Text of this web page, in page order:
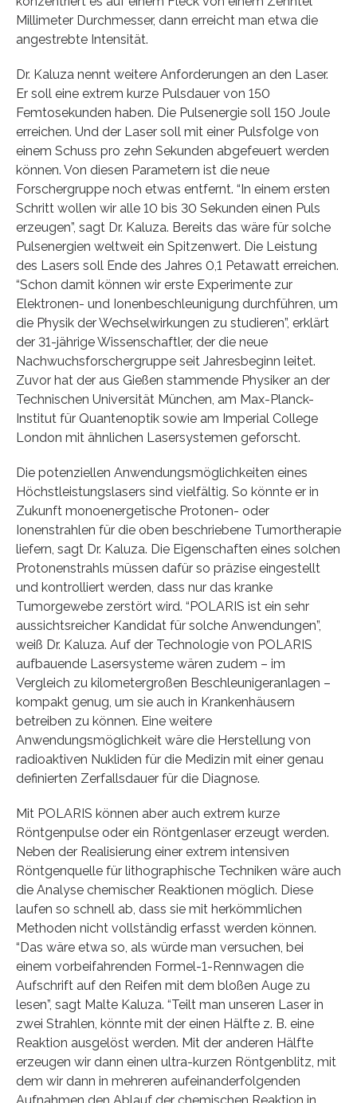
Millimeter Durchmesser, dann erreicht man etwa die
angestrebte Intensität.
Dr. Kaluza nennt weitere Anforderungen an den Laser.
Er soll eine extrem kurze Pulsdauer von 150
Femtosekunden haben. Die Pulsenergie soll 150 Joule
erreichen. Und der Laser soll mit einer Pulsfolge von
einem Schuss pro zehn Sekunden abgefeuert werden
können. Von diesen Parametern ist die neue
Forschergruppe noch etwas entfernt. “In einem ersten
Schritt wollen wir alle 10 bis 30 Sekunden einen Puls
erzeugen”, sagt Dr. Kaluza. Bereits das wäre für solche
Pulsenergien weltweit ein Spitzenwert. Die Leistung
des Lasers soll Ende des Jahres 0,1 Petawatt erreichen.
“Schon damit können wir erste Experimente zur
Elektronen- und Ionenbeschleunigung durchführen, um
die Physik der Wechselwirkungen zu studieren”, erklärt
der 31-jährige Wissenschaftler, der die neue
Nachwuchsforschergruppe seit Jahresbeginn leitet.
Zuvor hat der aus Gießen stammende Physiker an der
Technischen Universität München, am Max-Planck-
Institut für Quantenoptik sowie am Imperial College
London mit ähnlichen Lasersystemen geforscht.
Die potenziellen Anwendungsmöglichkeiten eines
Höchstleistungslasers sind vielfältig. So könnte er in
Zukunft monoenergetische Protonen- oder
Ionenstrahlen für die oben beschriebene Tumortherapie
liefern, sagt Dr. Kaluza. Die Eigenschaften eines solchen
Protonenstrahls müssen dafür so präzise eingestellt
und kontrolliert werden, dass nur das kranke
Tumorgewebe zerstört wird. “POLARIS ist ein sehr
aussichtsreicher Kandidat für solche Anwendungen”,
weiß Dr. Kaluza. Auf der Technologie von POLARIS
aufbauende Lasersysteme wären zudem – im
Vergleich zu kilometergroßen Beschleunigeranlagen –
kompakt genug, um sie auch in Krankenhäusern
betreiben zu können. Eine weitere
Anwendungsmöglichkeit wäre die Herstellung von
radioaktiven Nukliden für die Medizin mit einer genau
definierten Zerfallsdauer für die Diagnose.
Mit POLARIS können aber auch extrem kurze
Röntgenpulse oder ein Röntgenlaser erzeugt werden.
Neben der Realisierung einer extrem intensiven
Röntgenquelle für lithographische Techniken wäre auch
die Analyse chemischer Reaktionen möglich. Diese
laufen so schnell ab, dass sie mit herkömmlichen
Methoden nicht vollständig erfasst werden können.
“Das wäre etwa so, als würde man versuchen, bei
einem vorbeifahrenden Formel-1-Rennwagen die
Aufschrift auf den Reifen mit dem bloßen Auge zu
lesen”, sagt Malte Kaluza. “Teilt man unseren Laser in
zwei Strahlen, könnte mit der einen Hälfte z. B. eine
Reaktion ausgelöst werden. Mit der anderen Hälfte
erzeugen wir dann einen ultra-kurzen Röntgenblitz, mit
dem wir dann in mehreren aufeinanderfolgenden
Aufnahmen den Ablauf der chemischen Reaktion in